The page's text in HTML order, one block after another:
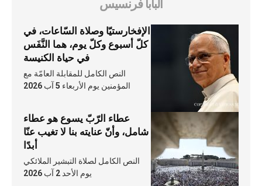
البابا فرنسيس
الإفخارستيّا وصلاة السّاعات، في
كلّ أسبوع وكلّ يوم، هما النَّفَس
في حياة الكنيسة
النص الكامل للمقابلة العامّة مع
المؤمنين يوم الأربعاء 5 آب 2026
عطاء الرّبّ يسوع هو عطاء
شامل، وأنّ عنايته بنا لا تغيب عنّا
أبدًا
النص الكامل لصلاة التبشير الملائكي
يوم الأحد 2 آب 2026